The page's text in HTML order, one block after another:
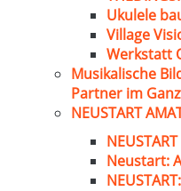
Ukulele
Village
Werkstatt
Musikalische
Partner im
NEUSTART
Neustart: